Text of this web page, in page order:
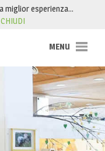
miglior esperienza…
CHIUDI